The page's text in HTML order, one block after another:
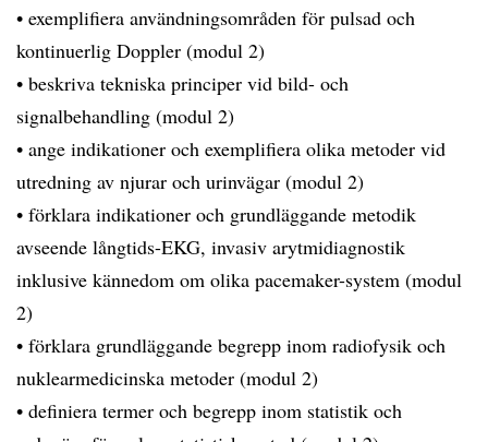
• exemplifiera användningsområden för pulsad och
kontinuerlig Doppler (modul 2)
• beskriva tekniska principer vid bild- och
signalbehandling (modul 2)
• ange indikationer och exemplifiera olika metoder vid
utredning av njurar och urinvägar (modul 2)
• förklara indikationer och grundläggande metodik
avseende långtids-EKG, invasiv arytmidiagnostik
inklusive kännedom om olika pacemaker-system (modul
2)
• förklara grundläggande begrepp inom radiofysik och
nuklearmedicinska metoder (modul 2)
• definiera termer och begrepp inom statistik och